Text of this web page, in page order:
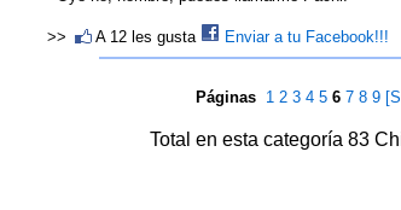
>> A 12 les gusta Enviar a tu Facebook!!!
Páginas 1 2 3 4 5 6 7 8 9
Total en esta categoría 83